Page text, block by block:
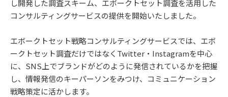
し開発した調査スキーム、エボークトセット調査を活用した
コンサルティングサービスの提供を開始いたしました。
エボークトセット戦略コンサルティングサービスでは、エボ
ークトセット調査だけではなくTwitter・Instagramを中心
に、SNS上でブランドがどのように発信されているかを把握
し、情報発信のキーパーソンをみつけ、コミュニケーション
戦略策定に活かします。